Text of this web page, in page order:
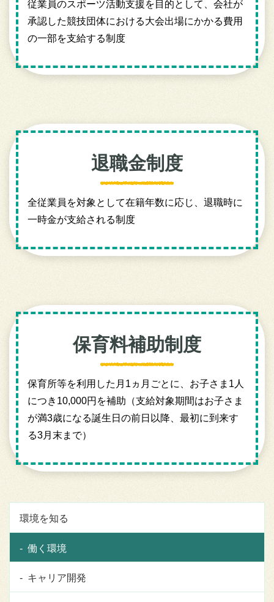
従業員のスポーツ活動支援を目的として、会社が
承認した競技団体における大会出場にかかる費用
の一部を支給する制度
退職金制度
全従業員を対象として在籍年数に応じ、退職時に
一時金が支給される制度
保育料補助制度
保育所等を利用した月1ヵ月ごとに、お子さま1人
につき10,000円を補助（支給対象期間はお子さま
が満3歳になる誕生日の前日以降、最初に到来す
る3月末まで）
環境を知る
働く環境
キャリア開発